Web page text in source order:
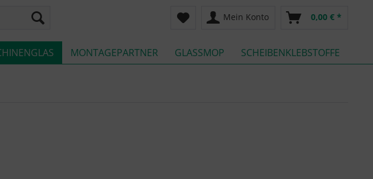
Mein Konto 0,00 € *
MONTAGEPARTNER GLASSMOP SCHEIBENKLEBSTOFFE